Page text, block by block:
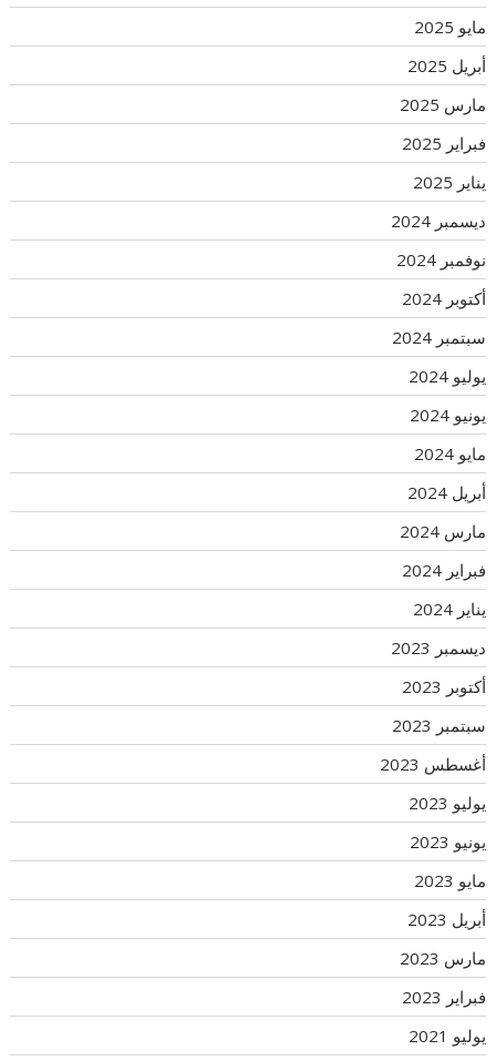
مايو 2025
أبريل 2025
مارس 2025
فبراير 2025
يناير 2025
ديسمبر 2024
نوفمبر 2024
أكتوبر 2024
سبتمبر 2024
يوليو 2024
يونيو 2024
مايو 2024
أبريل 2024
مارس 2024
فبراير 2024
يناير 2024
ديسمبر 2023
أكتوبر 2023
سبتمبر 2023
أغسطس 2023
يوليو 2023
يونيو 2023
مايو 2023
أبريل 2023
مارس 2023
فبراير 2023
يوليو 2021